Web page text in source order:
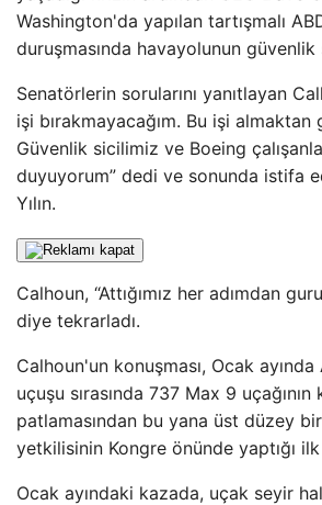
Washington'da yapılan tartışmalı
duruşmasında havayolunun
Senatörlerin sorularını yanıtlayan
işi bırakmayacağım. Bu işi
Güvenlik sicilimiz ve Boeing
duyuyorum” dedi ve sonunda istifa
Yılın.
Calhoun, “Attığımız her adımdan
diye tekrarladı.
Calhoun'un konuşması, Ocak
uçuşu sırasında 737 Max 9 uçağının
patlamasından bu yana üst düzey
yetkilisinin Kongre önünde yaptığı
Ocak ayındaki kazada, uçak seyir